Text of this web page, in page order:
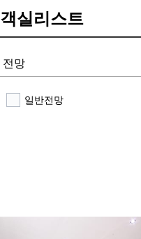
객실리스트
전망
일반전망